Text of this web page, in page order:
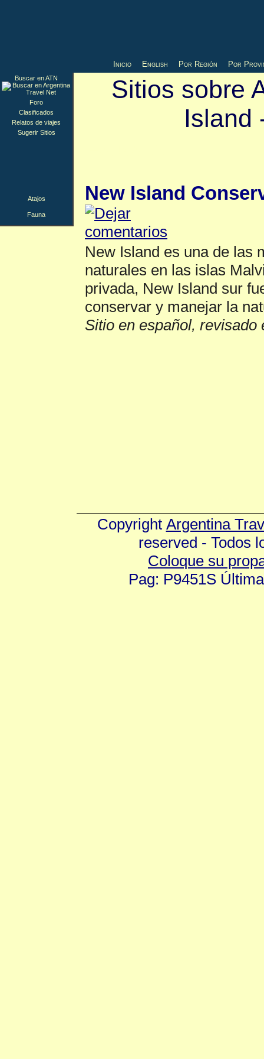
Inicio English Por Región Por
Sitios sobre
Island
New Island
New Island es una de las
naturales en las islas
privada, New Island sur
conservar y manejar la
Sitio en español, revisado
Buscar en ATN
Foro
Clasificados
Relatos de viajes
Sugerir Sitios
Atajos
Fauna
Copyright Argentina
reserved - Todos
Coloque su
Pag: P9451S